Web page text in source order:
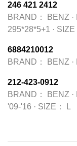
246 421 2412
BRAND：
BENZ ·
295*28*5+1 · SIZE
6884210012
BRAND：
BENZ ·
212-423-0912
BRAND：
BENZ ·
'09-'16 · SIZE： L